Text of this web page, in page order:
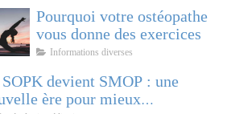
Pourquoi votre ostéopathe
vous donne des exercices
Informations diverses
devient SMOP : une
ère pour mieux